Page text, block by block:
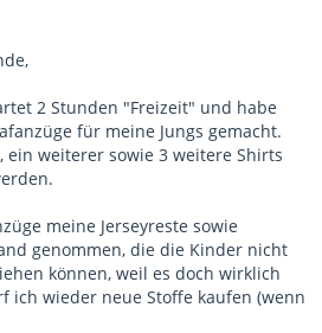
2 Stunden "Freizeit" und habe
für meine Jungs gemacht.
ein weiterer sowie 3 weitere Shirts
meine Jerseyreste sowie
genommen, die die Kinder nicht
können, weil es doch wirklich
ich wieder neue Stoffe kaufen (wenn